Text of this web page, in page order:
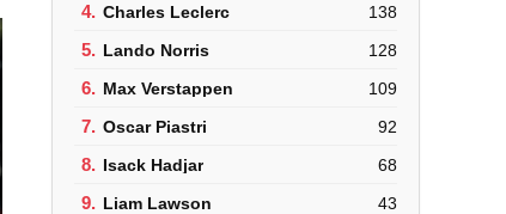
4. Charles Leclerc 138
5. Lando Norris 128
6. Max Verstappen 109
7. Oscar Piastri 92
8. Isack Hadjar 68
9. Liam Lawson 43